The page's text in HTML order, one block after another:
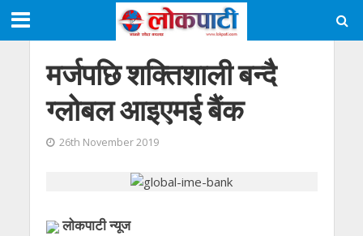
मर्जपछि शक्तिशाली बन्दै
ग्लोबल आइएमई बैंक
26th November 2019
लाेकपाटी न्यूज